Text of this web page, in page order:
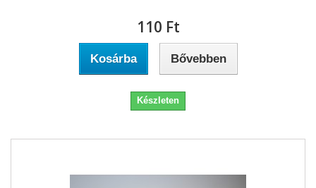
110 Ft‎
Kosárba Bővebben
Készleten